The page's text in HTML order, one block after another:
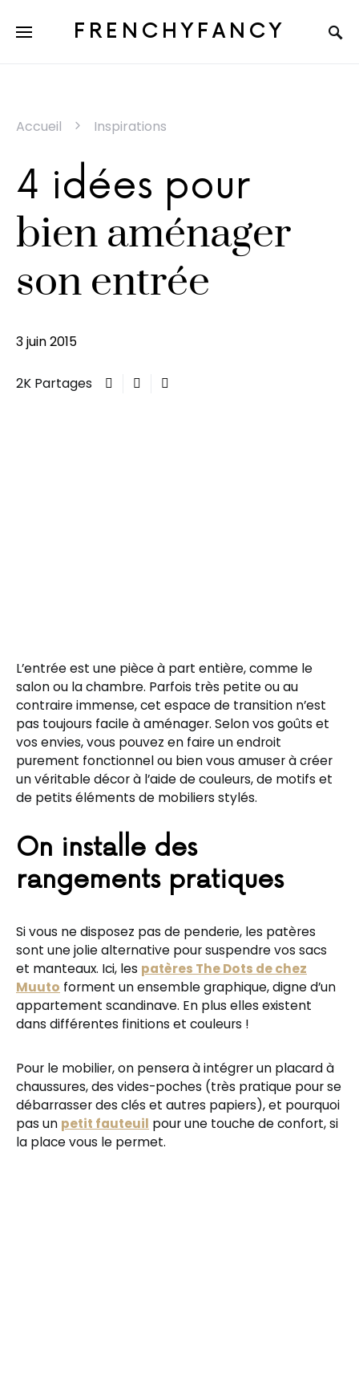
FRENCHYFANCY
Accueil Inspirations
4 idées pour
bien aménager
son entrée
3 juin 2015
2K Partages
L’entrée est une pièce à part entière, comme le
salon ou la chambre. Parfois très petite ou au
contraire immense, cet espace de transition n’est
pas toujours facile à aménager. Selon vos goûts et
vos envies, vous pouvez en faire un endroit
purement fonctionnel ou bien vous amuser à créer
un véritable décor à l’aide de couleurs, de motifs et
de petits éléments de mobiliers stylés.
On installe des
rangements pratiques
Si vous ne disposez pas de penderie, les patères
sont une jolie alternative pour suspendre vos sacs
et manteaux. Ici, les patères The Dots de chez
Muuto forment un ensemble graphique, digne d’un
appartement scandinave. En plus elles existent
dans différentes finitions et couleurs !
Pour le mobilier, on pensera à intégrer un placard à
chaussures, des vides-poches (très pratique pour se
débarrasser des clés et autres papiers), et pourquoi
pas un petit fauteuil pour une touche de confort, si
la place vous le permet.